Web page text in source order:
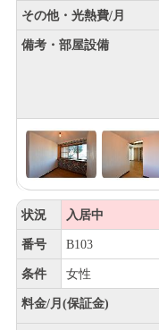
その他・光熱費/月
備考・部屋設備
状況 入居中
番号 B103
条件 女性
料金/月(保証金)